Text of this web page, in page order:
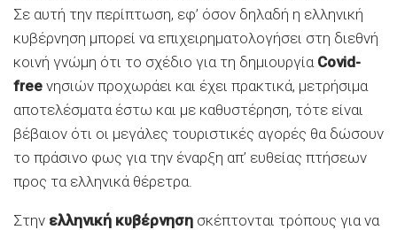
Σε αυτή την περίπτωση, εφ’ όσον δηλαδή η ελληνική
κυβέρνηση μπορεί να επιχειρηματολογήσει στη διεθνή
κοινή γνώμη ότι το σχέδιο για τη δημιουργία Covid-
free νησιών προχωράει και έχει πρακτικά, μετρήσιμα
αποτελέσματα έστω και με καθυστέρηση, τότε είναι
βέβαιον ότι οι μεγάλες τουριστικές αγορές θα δώσουν
το πράσινο φως για την έναρξη απ’ ευθείας πτήσεων
προς τα ελληνικά θέρετρα.
Στην ελληνική κυβέρνηση σκέπτονται τρόπους για να